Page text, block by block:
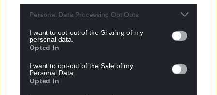
Personal Data Processing Opt Outs
I want to opt-out of the Sharing of my
personal data.
Opted In
I want to opt-out of the Sale of my
Personal Data.
Opted In
the online database of chapels,
www.welshchapels.org, in partnership with the
Welsh Religious Buildings Trust.
Notably, under the provision for a statutory list of
(Wales) Act, 2016 we have compiled an online
database of hundreds of thousands of